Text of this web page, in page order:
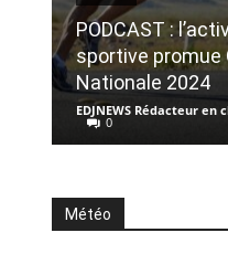
PODCAST :
sportive promue
Nationale 2024
EDJNEWS Rédacteur en
0
Météo